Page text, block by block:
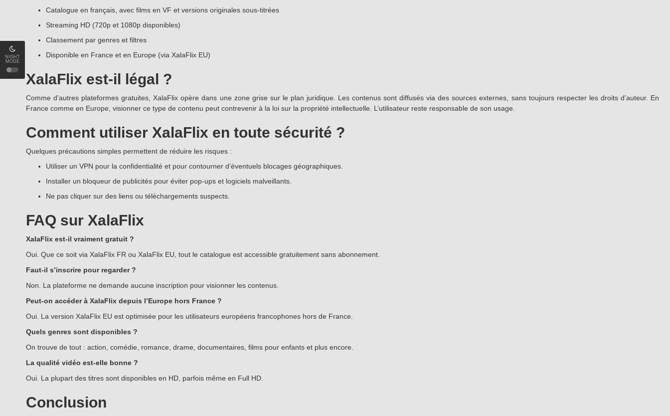
NIGHT
MODE
Catalogue en français, avec films en VF et versions originales sous-titrées
Streaming HD (720p et 1080p disponibles)
Classement par genres et filtres
Disponible en France et en Europe (via XalaFlix EU)
XalaFlix est-il légal ?
Comme d’autres plateformes gratuites, XalaFlix opère dans une zone grise sur le plan juridique. Les contenus sont diffusés via des sources externes, sans toujours respecter les droits d’auteur. En
France comme en Europe, visionner ce type de contenu peut contrevenir à la loi sur la propriété intellectuelle. L’utilisateur reste responsable de son usage.
Comment utiliser XalaFlix en toute sécurité ?
Quelques précautions simples permettent de réduire les risques :
Utiliser un VPN pour la confidentialité et pour contourner d’éventuels blocages géographiques.
Installer un bloqueur de publicités pour éviter pop-ups et logiciels malveillants.
Ne pas cliquer sur des liens ou téléchargements suspects.
FAQ sur XalaFlix
XalaFlix est-il vraiment gratuit ?
Oui. Que ce soit via XalaFlix FR ou XalaFlix EU, tout le catalogue est accessible gratuitement sans abonnement.
Faut-il s’inscrire pour regarder ?
Non. La plateforme ne demande aucune inscription pour visionner les contenus.
Peut-on accéder à XalaFlix depuis l’Europe hors France ?
Oui. La version XalaFlix EU est optimisée pour les utilisateurs européens francophones hors de France.
Quels genres sont disponibles ?
On trouve de tout : action, comédie, romance, drame, documentaires, films pour enfants et plus encore.
La qualité vidéo est-elle bonne ?
Oui. La plupart des titres sont disponibles en HD, parfois même en Full HD.
Conclusion